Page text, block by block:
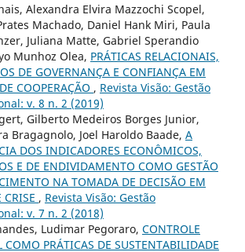
Alexandra Elvira Mazzochi Scopel,
Machado, Daniel Hank Miri, Paula
Juliana Matte, Gabriel Sperandio
Munhoz Olea, PRÁTICAS RELACIONAIS,
DE GOVERNANÇA E CONFIANÇA EM
COOPERAÇÃO , Revista Visão: Gestão
v. 8 n. 2 (2019)
Gilberto Medeiros Borges Junior,
Bragagnolo, Joel Haroldo Baade, A
DOS INDICADORES ECONÔMICOS,
E DE ENDIVIDAMENTO COMO GESTÃO
NA TOMADA DE DECISÃO EM
CRISE , Revista Visão: Gestão
v. 7 n. 2 (2018)
Ludimar Pegoraro, CONTROLE
PRÁTICAS DE SUSTENTABILIDADE